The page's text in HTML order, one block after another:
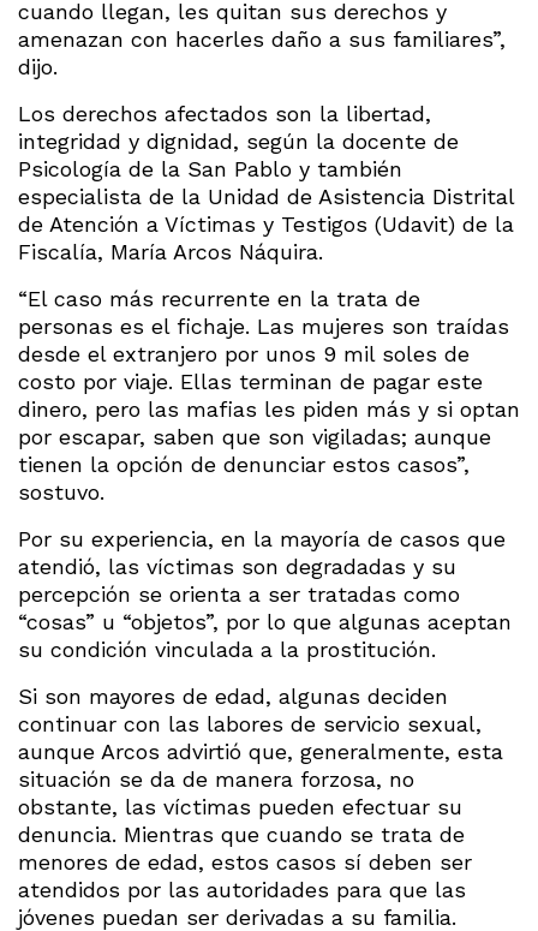
cuando llegan, les quitan sus derechos y
amenazan con hacerles daño a sus familiares”,
dijo.
Los derechos afectados son la libertad,
integridad y dignidad, según la docente de
Psicología de la San Pablo y también
especialista de la Unidad de Asistencia Distrital
de Atención a Víctimas y Testigos (Udavit) de la
Fiscalía, María Arcos Náquira.
“El caso más recurrente en la trata de
personas es el fichaje. Las mujeres son traídas
desde el extranjero por unos 9 mil soles de
costo por viaje. Ellas terminan de pagar este
dinero, pero las mafias les piden más y si optan
por escapar, saben que son vigiladas; aunque
tienen la opción de denunciar estos casos”,
sostuvo.
Por su experiencia, en la mayoría de casos que
atendió, las víctimas son degradadas y su
percepción se orienta a ser tratadas como
“cosas” u “objetos”, por lo que algunas aceptan
su condición vinculada a la prostitución.
Si son mayores de edad, algunas deciden
continuar con las labores de servicio sexual,
aunque Arcos advirtió que, generalmente, esta
situación se da de manera forzosa, no
obstante, las víctimas pueden efectuar su
denuncia. Mientras que cuando se trata de
menores de edad, estos casos sí deben ser
atendidos por las autoridades para que las
jóvenes puedan ser derivadas a su familia.